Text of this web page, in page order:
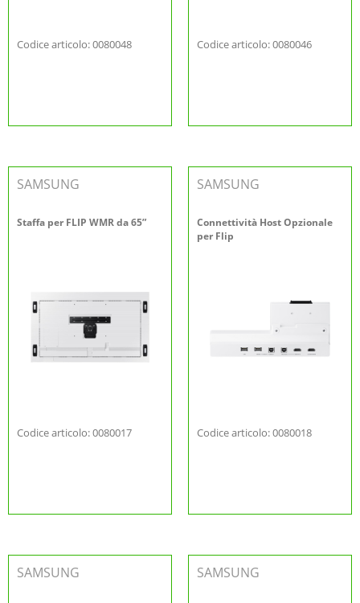
Codice articolo: 0080048 Codice articolo: 0080046
SAMSUNG
Staffa per FLIP WMR da 65”
Codice articolo: 0080017
SAMSUNG
Connettività Host Opzionale
per Flip
Codice articolo: 0080018
SAMSUNG SAMSUNG